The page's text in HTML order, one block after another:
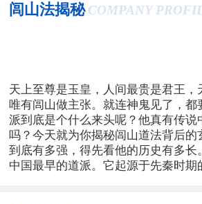
闾山法揭秘 COMPANY
天上至尊是玉皇，人间最贵是君王，
唯有闾山做主张。就连神鬼见了，都
派到底是个什么来头呢？他真有传说
吗？今天就为你揭秘闾山道法背后的
到底有多强，得先看他的历史有多长
中国最早的道派。它起源于先秦时期